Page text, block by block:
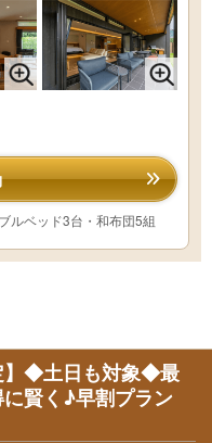
ルベッド3台・和布団5組
】◆土日も対象◆最
賢く♪早割プラン